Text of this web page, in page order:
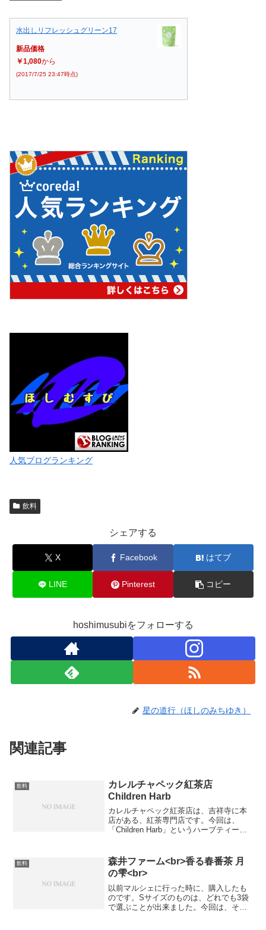
水出しリフレッシュグリーン17
新品価格
￥1,080から
(2017/7/25 23:47時点)
人気ブログランキング
飲料
シェアする
X Facebook はてブ
LINE Pinterest コピー
hoshimusubiをフォローする
星の道行（ほしのみちゆき）
関連記事
飲料
カレルチャペック紅茶店
Children Harb
カレルチャペック紅茶店は、吉祥寺に本
店がある、紅茶専門店です。今回は、
「Children Harb」というハーブティーを
のでしたが、子供でも飲みやすいように
刺激の強くな...
飲料
森井ファーム<br>香る春番茶 月
の雫<br>
以前マルシェに行った時に、購入したも
のです。Sサイズのものは、どれでも3袋
で選ぶことが出来ました。今回は、その